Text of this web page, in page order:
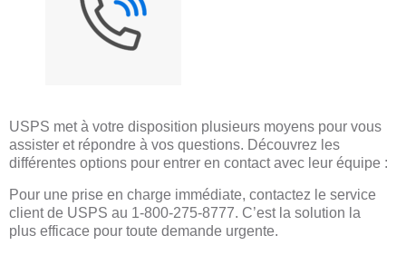
USPS met à votre disposition plusieurs moyens pour vous
assister et répondre à vos questions. Découvrez les
différentes options pour entrer en contact avec leur équipe :
Pour une prise en charge immédiate, contactez le service
client de USPS au 1-800-275-8777. C’est la solution la
plus efficace pour toute demande urgente.